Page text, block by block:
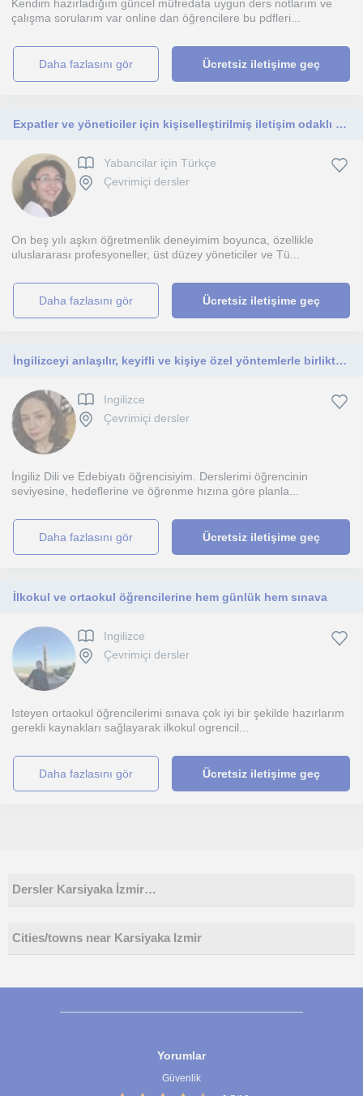
Kendim hazırladığım güncel müfredata uygun ders notlarım ve
çalışma sorularım var online dan öğrencilere bu pdfleri...
daha fazlasını gör Ücretsiz iletişime geç
Expatler ve yöneticiler için kişiselleştirilmiş iletişim odaklı Türkçe eğitimi
Yabancilar için Türkçe
Çevrimiçi dersler
On beş yılı aşkın öğretmenlik deneyimim boyunca, özellikle
uluslararası profesyoneller, üst düzey yöneticiler ve Tü...
daha fazlasını gör Ücretsiz iletişime geç
İngilizceyi anlaşılır, keyifli ve kişiye özel yöntemlerle birlikte öğrenelim.
Ingilizce
Çevrimiçi dersler
İngiliz Dili ve Edebiyatı öğrencisiyim. Derslerimi öğrencinin
seviyesine, hedeflerine ve öğrenme hızına göre planla...
daha fazlasını gör Ücretsiz iletişime geç
İlkokul ve ortaokul öğrencilerine hem günlük hem sınava
Ingilizce
Çevrimiçi dersler
Isteyen ortaokul öğrencilerimi sınava çok iyi bir şekilde hazırlarım
gerekli kaynakları sağlayarak ilkokul ogrencil...
daha fazlasını gör Ücretsiz iletişime geç
Dersler Karsiyaka İzmir…
Cities/towns near Karsiyaka Izmir
Yorumlar
Güvenlik